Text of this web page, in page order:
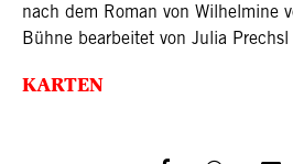
nach dem Roman von Wilhelmine
Bühne bearbeitet von Julia
KARTEN